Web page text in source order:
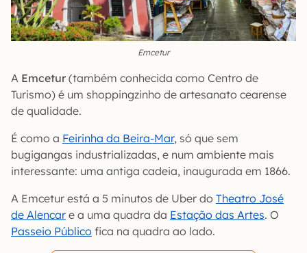
Emcetur
A Emcetur (também conhecida como Centro de
Turismo) é um shoppingzinho de artesanato cearense
de qualidade.
É como a Feirinha da Beira-Mar, só que sem
bugigangas industrializadas, e num ambiente mais
interessante: uma antiga cadeia, inaugurada em 1866.
A Emcetur está a 5 minutos de Uber do Theatro José
de Alencar e a uma quadra da Estação das Artes. O
Passeio Público fica na quadra ao lado.